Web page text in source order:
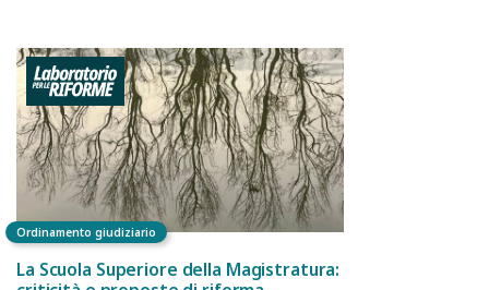
Ordinamento giudiziario
La Scuola Superiore della Magistratura: